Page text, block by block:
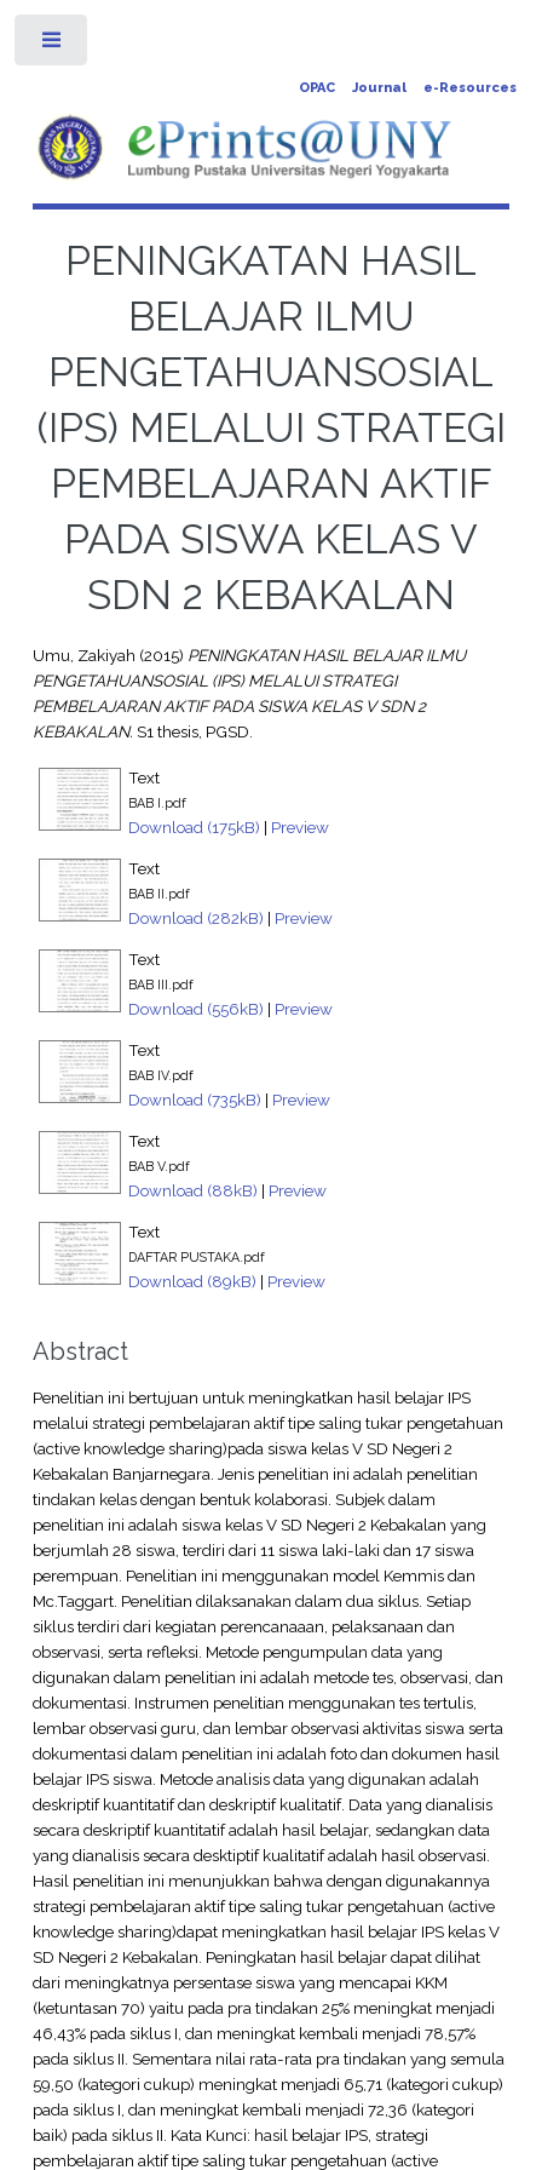
OPAC Journal e-Resources
PENINGKATAN HASIL
BELAJAR ILMU
PENGETAHUANSOSIAL
(IPS) MELALUI STRATEGI
PEMBELAJARAN AKTIF
PADA SISWA KELAS V
SDN 2 KEBAKALAN
Umu, Zakiyah (2015) PENINGKATAN HASIL BELAJAR ILMU
PENGETAHUANSOSIAL (IPS) MELALUI STRATEGI
PEMBELAJARAN AKTIF PADA SISWA KELAS V SDN 2
KEBAKALAN. S1 thesis, PGSD.
Text
BAB I.pdf
Download (175kB) | Preview
Text
BAB II.pdf
Download (282kB) | Preview
Text
BAB III.pdf
Download (556kB) | Preview
Text
BAB IV.pdf
Download (735kB) | Preview
Text
BAB V.pdf
Download (88kB) | Preview
Text
DAFTAR PUSTAKA.pdf
Download (89kB) | Preview
Abstract
Penelitian ini bertujuan untuk meningkatkan hasil belajar IPS
melalui strategi pembelajaran aktif tipe saling tukar pengetahuan
(active knowledge sharing)pada siswa kelas V SD Negeri 2
Kebakalan Banjarnegara. Jenis penelitian ini adalah penelitian
tindakan kelas dengan bentuk kolaborasi. Subjek dalam
penelitian ini adalah siswa kelas V SD Negeri 2 Kebakalan yang
berjumlah 28 siswa, terdiri dari 11 siswa laki-laki dan 17 siswa
perempuan. Penelitian ini menggunakan model Kemmis dan
Mc.Taggart. Penelitian dilaksanakan dalam dua siklus. Setiap
siklus terdiri dari kegiatan perencanaaan, pelaksanaan dan
observasi, serta refleksi. Metode pengumpulan data yang
digunakan dalam penelitian ini adalah metode tes, observasi, dan
dokumentasi. Instrumen penelitian menggunakan tes tertulis,
lembar observasi guru, dan lembar observasi aktivitas siswa serta
dokumentasi dalam penelitian ini adalah foto dan dokumen hasil
belajar IPS siswa. Metode analisis data yang digunakan adalah
deskriptif kuantitatif dan deskriptif kualitatif. Data yang dianalisis
secara deskriptif kuantitatif adalah hasil belajar, sedangkan data
yang dianalisis secara desktiptif kualitatif adalah hasil observasi.
Hasil penelitian ini menunjukkan bahwa dengan digunakannya
strategi pembelajaran aktif tipe saling tukar pengetahuan (active
knowledge sharing)dapat meningkatkan hasil belajar IPS kelas V
SD Negeri 2 Kebakalan. Peningkatan hasil belajar dapat dilihat
dari meningkatnya persentase siswa yang mencapai KKM
(ketuntasan 70) yaitu pada pra tindakan 25% meningkat menjadi
46,43% pada siklus I, dan meningkat kembali menjadi 78,57%
pada siklus II. Sementara nilai rata-rata pra tindakan yang semula
59,50 (kategori cukup) meningkat menjadi 65,71 (kategori cukup)
pada siklus I, dan meningkat kembali menjadi 72,36 (kategori
baik) pada siklus II. Kata Kunci: hasil belajar IPS, strategi
pembelajaran aktif tipe saling tukar pengetahuan (active